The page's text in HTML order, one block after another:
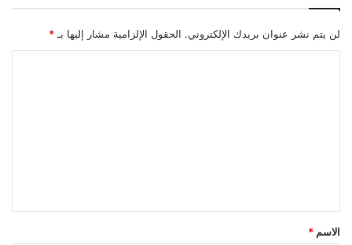
لن يتم نشر عنوان بريدك الإلكتروني. الحقول الإلزامية مشار إليها بـ *
*
الاسم *